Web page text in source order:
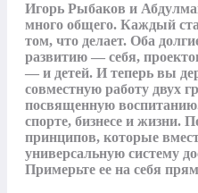
Игорь Рыбаков и
много общего. Каждый
том, что делает. Оба
развитию — себя,
— и детей. И теперь вы
совместную работу двух
посвященную
спорте, бизнесе и жизни.
принципов, которые
универсальную систему
Примерьте ее на себя